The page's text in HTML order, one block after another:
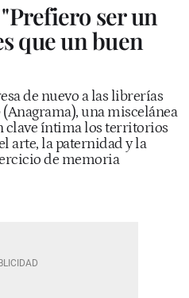
ser un
que un buen
de nuevo a las librerías
(Anagrama), una miscelánea
clave íntima los territorios
arte, la paternidad y la
de memoria